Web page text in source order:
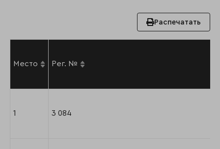
Распечатать
Место Рег. №
1 3 084